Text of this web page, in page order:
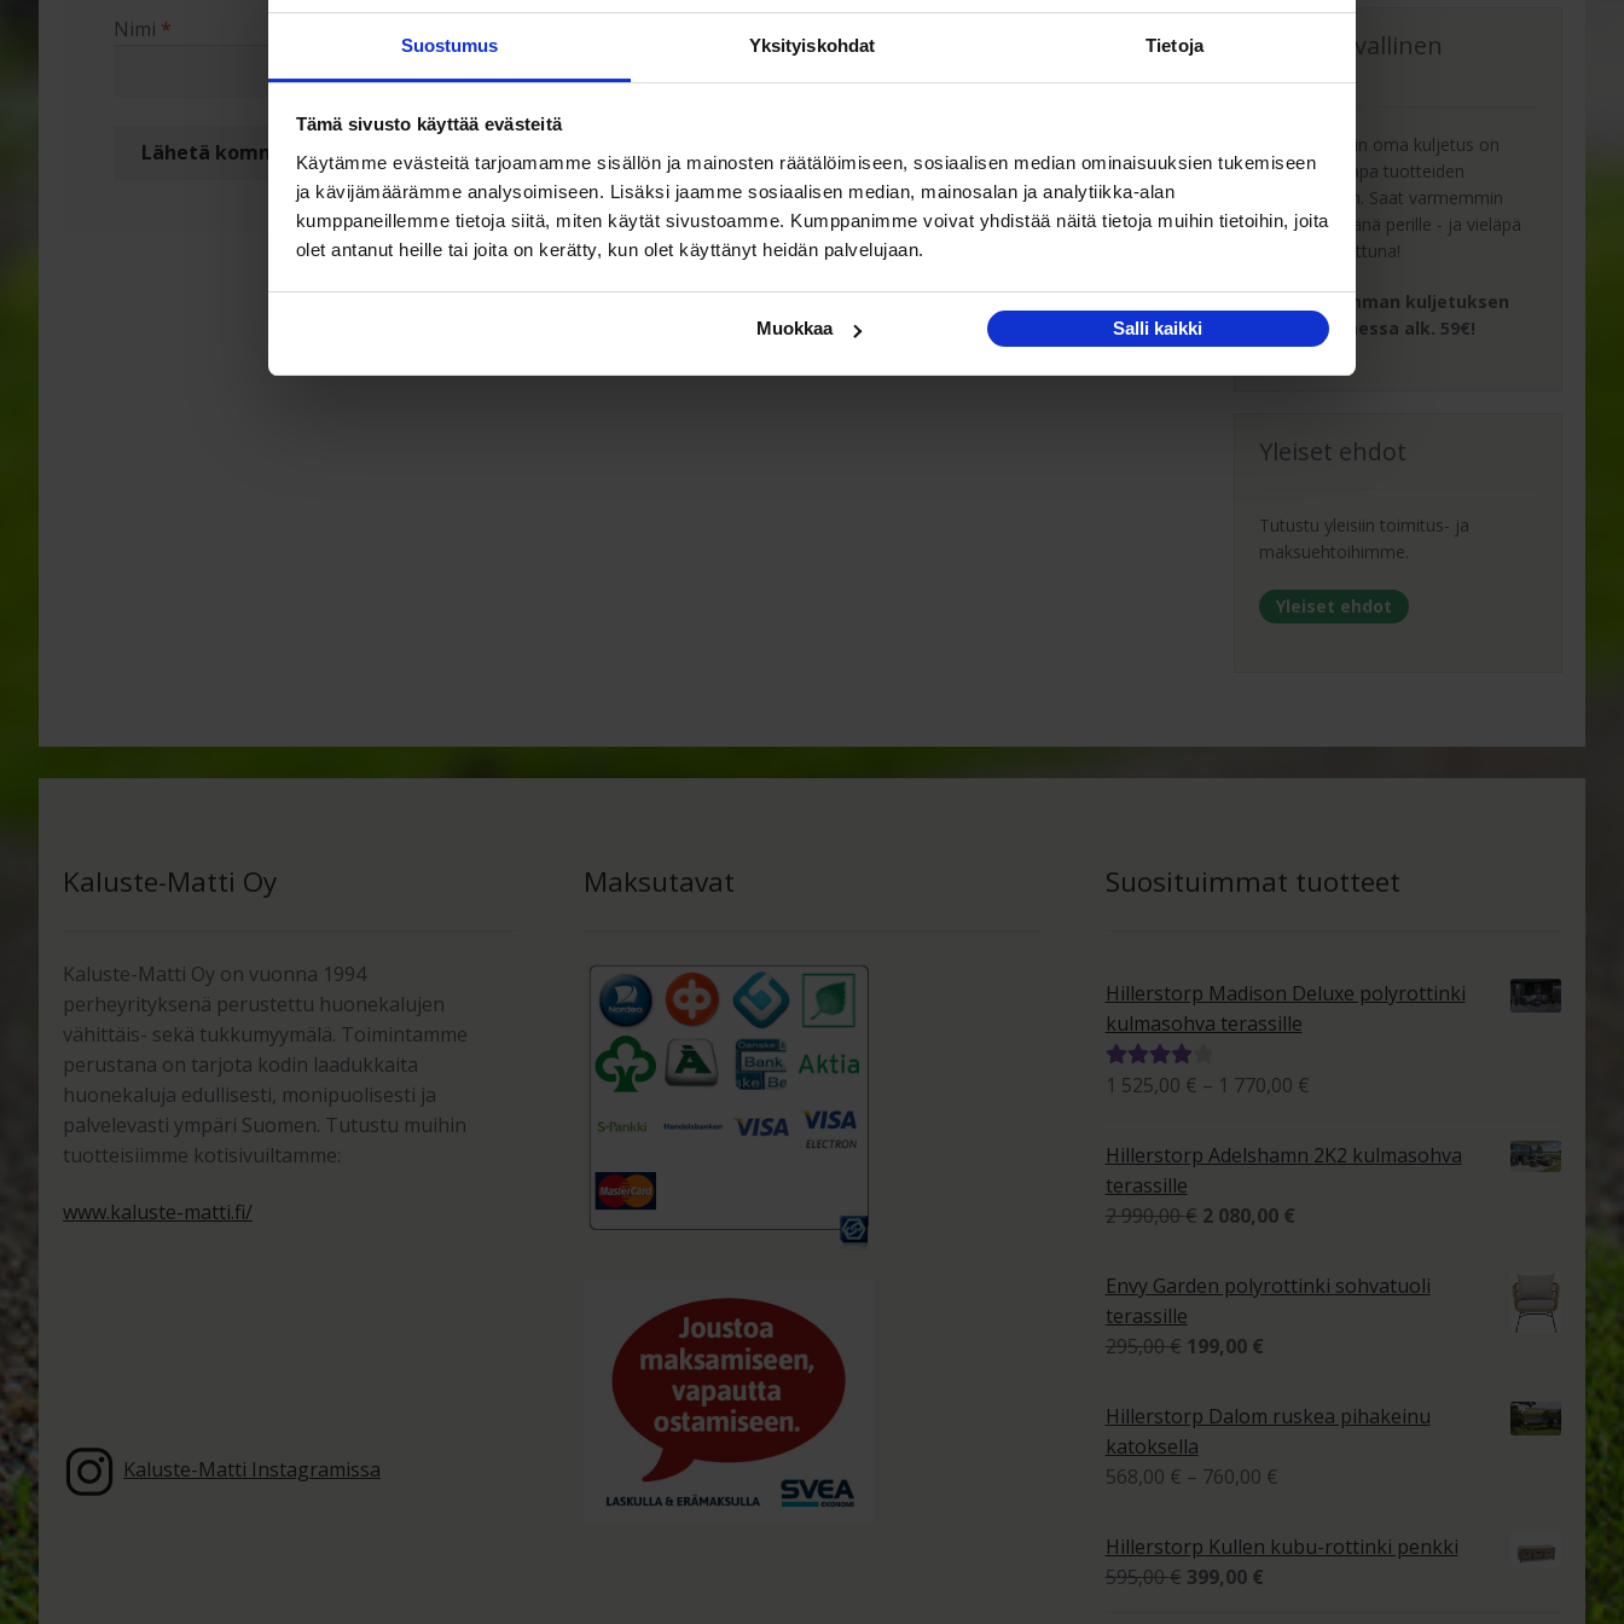
Suostumus Yksityiskohdat Tietoja
Tämä sivusto käyttää evästeitä
Käytämme evästeitä tarjoamamme sisällön ja mainosten räätälöimiseen, sosiaalisen median ominaisuuksien tukemiseen
ja kävijämäärämme analysoimiseen. Lisäksi jaamme sosiaalisen median, mainosalan ja analytiikka-alan
kumppaneillemme tietoja siitä, miten käytät sivustoamme. Kumppanimme voivat yhdistää näitä tietoja muihin tietoihin, joita
olet antanut heille tai joita on kerätty, kun olet käyttänyt heidän palvelujaan.
Muokkaa Salli kaikki
Nimi * Oma turvallinen
Kaluste-Matin oma kuljetus on
turvallinen tapa tuotteiden
toimitukseen. Saat varmemmin
tuotteet ehjänä perille - ja vieläpä
sisäänkannettuna!
Turvallisemman kuljetuksen
hinta Suomessa alk. 59€!
Yleiset ehdot
Tutustu yleisiin toimitus- ja
maksuehtoihimme.
Yleiset ehdot
Kaluste-Matti Oy
Kaluste-Matti Oy on vuonna 1994
perheyrityksenä perustettu huonekalujen
vähittäis- sekä tukkumyymälä. Toimintamme
perustana on tarjota kodin laadukkaita
huonekaluja edullisesti, monipuolisesti ja
palvelevasti ympäri Suomen. Tutustu muihin
tuotteisiimme kotisivuiltamme:
www.kaluste-matti.fi/
Kaluste-Matti Instagramissa
Maksutavat Suosituimmat tuotteet
Hillerstorp Madison Deluxe polyrottinki
kulmasohva terassille
Arvostelu
1 525,00 € – 1 770,00 €
525,00 €
Hillerstorp Adelshamn 2K2 kulmasohva
terassille
2 990,00€ Alkuperäinen
990,00 €.
2 080,00 €Nykyinen
on:
Envy Garden polyrottinki sohvatuoli
terassille
295,00€ Alkuperäinen
295,00 €.
199,00 €Nykyinen
Hillerstorp Dalom ruskea pihakeinu
katoksella
568,00 € – 760,00 €
Hillerstorp Kullen kubu-rottinki penkki
595,00€ Alkuperäinen
399,00 €Nykyinen